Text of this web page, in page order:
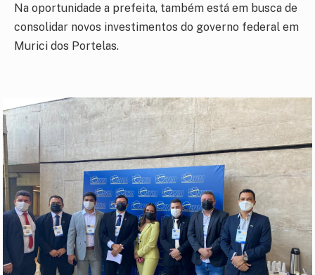
Na oportunidade a prefeita, também está em busca de
consolidar novos investimentos do governo federal em
Murici dos Portelas.